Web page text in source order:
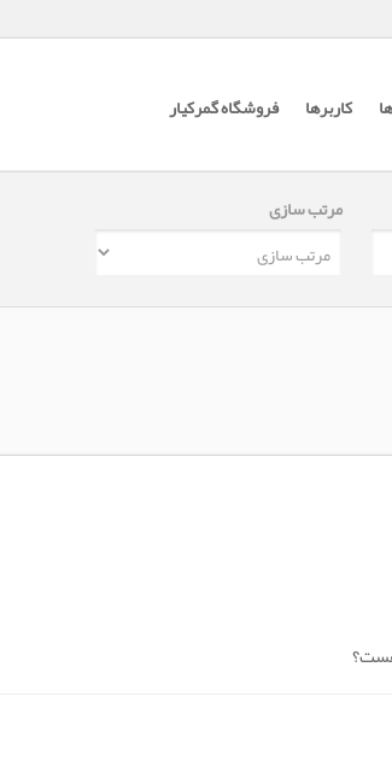
کاربرها فروشگاه گمرکیار
مرتب سازی